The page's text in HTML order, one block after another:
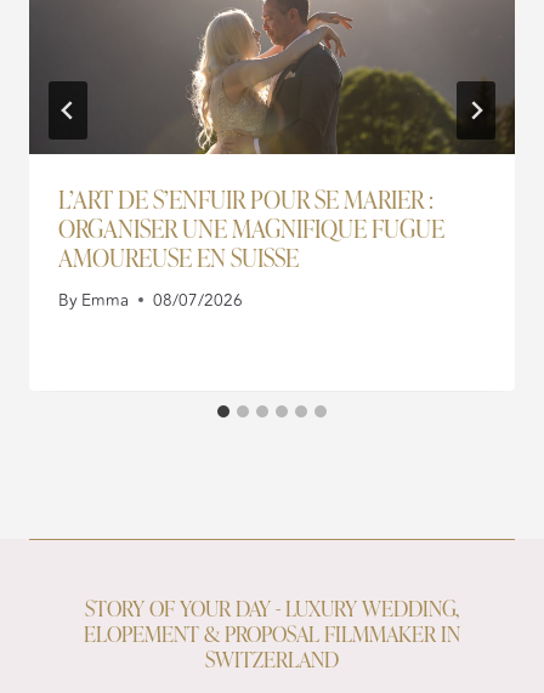
L’ART DE S’ENFUIR POUR SE MARIER :
ORGANISER UNE MAGNIFIQUE FUGUE
AMOUREUSE EN SUISSE
ByEmma 08/07/2026
STORY OF YOUR DAY - LUXURY WEDDING,
ELOPEMENT & PROPOSAL FILMMAKER IN
SWITZERLAND